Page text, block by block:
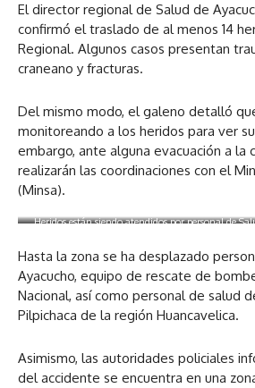
El director regional de Salud de
confirmó el traslado de al menos 14
Regional. Algunos casos presentan
craneano y fracturas.
Del mismo modo, el galeno detalló
monitoreando a los heridos para ver
embargo, ante alguna evacuación a la
realizarán las coordinaciones con el
(Minsa).
Heridos están siendo atendidos por personal de
Hasta la zona se ha desplazado
Ayacucho, equipo de rescate de
Nacional, así como personal de salud
Pilpichaca de la región Huancavelica.
Asimismo, las autoridades policiales
del accidente se encuentra en una